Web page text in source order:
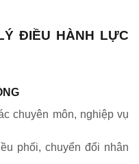
ĐIỀU HÀNH LỰC
chuyên môn, nghiệp vụ
phối, chuyển đổi nhân